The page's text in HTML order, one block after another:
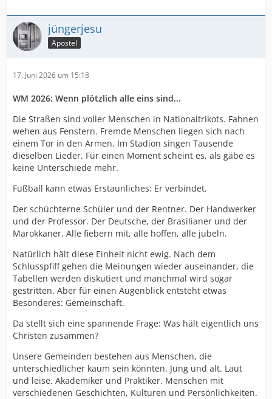
jüngerjesu
Apostel
17. Juni 2026 um 15:18
WM 2026: Wenn plötzlich alle eins sind…
Die Straßen sind voller Menschen in Nationaltrikots. Fahnen
wehen aus Fenstern. Fremde Menschen liegen sich nach
einem Tor in den Armen. Im Stadion singen Tausende
dieselben Lieder. Für einen Moment scheint es, als gäbe es
keine Unterschiede mehr.
Fußball kann etwas Erstaunliches: Er verbindet.
Der schüchterne Schüler und der Rentner. Der Handwerker
und der Professor. Der Deutsche, der Brasilianer und der
Marokkaner. Alle fiebern mit, alle hoffen, alle jubeln.
Natürlich hält diese Einheit nicht ewig. Nach dem
Schlusspfiff gehen die Meinungen wieder auseinander, die
Tabellen werden diskutiert und manchmal wird sogar
gestritten. Aber für einen Augenblick entsteht etwas
Besonderes: Gemeinschaft.
Da stellt sich eine spannende Frage: Was hält eigentlich uns
Christen zusammen?
Unsere Gemeinden bestehen aus Menschen, die
unterschiedlicher kaum sein könnten. Jung und alt. Laut
und leise. Akademiker und Praktiker. Menschen mit
verschiedenen Geschichten, Kulturen und Persönlichkeiten.